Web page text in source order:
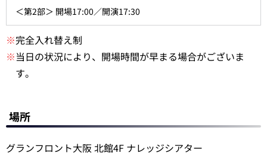
＜第2部＞ 開場17:00／開演17:30
※完全入れ替え制
※当日の状況により、開場時間が早まる場合がございま
す。
場所
グランフロント大阪 北館4F ナレッジシアター